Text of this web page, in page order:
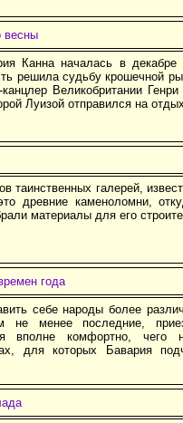
весны
Канна началась в
решила судьбу крошечной
Великобритании
Луизой отправился на
таинственных галерей,
древние каменоломни,
материалы для его
года
себе народы более
не менее последние,
вполне комфортно, чего
для которых Бавария